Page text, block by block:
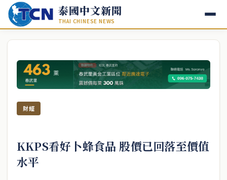
泰國中文新聞
THAI CHINESE NEWS
財經
KKPS看好卜蜂食品 股價已回落至價值
水平